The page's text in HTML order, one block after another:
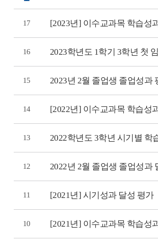
17 [2023년] 이수교과목 학습성
16 2023학년도 1학기 3학년 첫
15 2023년 2월 졸업생 졸업성과
14 [2022년] 이수교과목 학습성
13 2022학년도 3학년 시기별 학
12 2022년 2월 졸업생 졸업성과
11 [2021년] 시기성과 달성 평가
10 [2021년] 이수교과목 학습성